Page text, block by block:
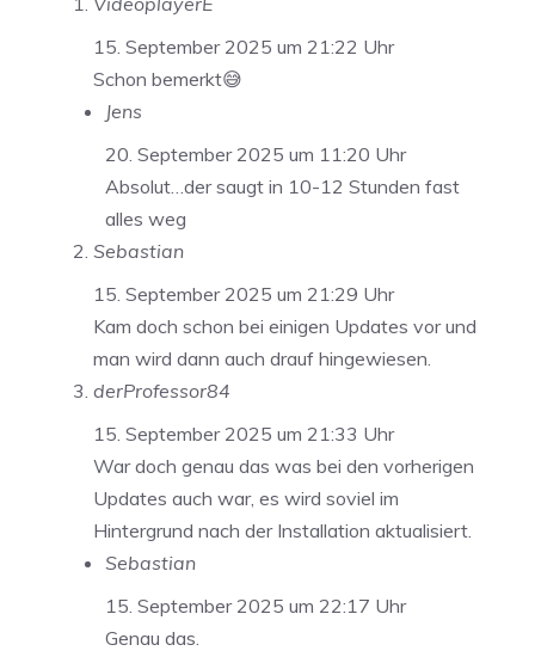
15. September 2025 um 21:22 Uhr
Schon bemerkt😅
Jens
20. September 2025 um 11:20 Uhr
Absolut…der saugt in 10-12 Stunden fast
alles weg
Sebastian
15. September 2025 um 21:29 Uhr
Kam doch schon bei einigen Updates vor und
man wird dann auch drauf hingewiesen.
derProfessor84
15. September 2025 um 21:33 Uhr
War doch genau das was bei den vorherigen
Updates auch war, es wird soviel im
Hintergrund nach der Installation aktualisiert.
Sebastian
15. September 2025 um 22:17 Uhr
Genau das.